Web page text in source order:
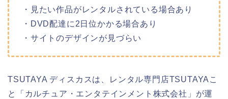
・見たい作品がレンタルされている場合あり
・DVD配達に2日位かかる場合あり
・サイトのデザインが見づらい
TSUTAYA ディスカスは、レンタル専門店TSUTAYAこ
と「カルチュア・エンタテインメント株式会社」が運